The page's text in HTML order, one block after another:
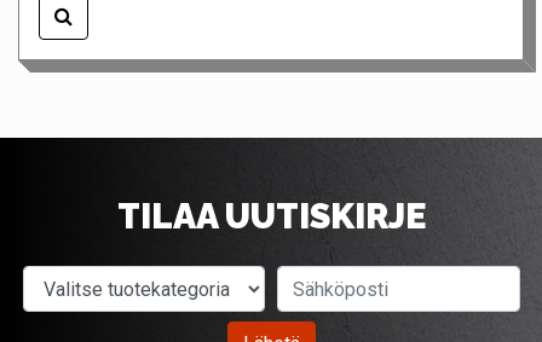
TILAA UUTISKIRJE
Valitse tuotekategoria